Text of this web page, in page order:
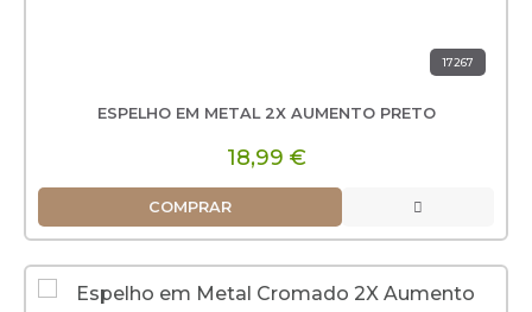
17267
ESPELHO EM METAL 2X AUMENTO PRETO
18,99 €
COMPRAR